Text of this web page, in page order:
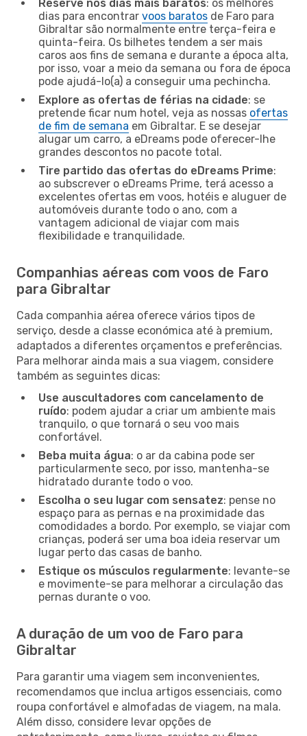
Reserve nos dias mais baratos: os melhores
dias para encontrar voos baratos de Faro para
Gibraltar são normalmente entre terça-feira e
quinta-feira. Os bilhetes tendem a ser mais
caros aos fins de semana e durante a época alta,
por isso, voar a meio da semana ou fora de época
pode ajudá-lo(a) a conseguir uma pechincha.
Explore as ofertas de férias na cidade: se
pretende ficar num hotel, veja as nossas ofertas
de fim de semana em Gibraltar. E se desejar
alugar um carro, a eDreams pode oferecer-lhe
grandes descontos no pacote total.
Tire partido das ofertas do eDreams Prime:
ao subscrever o eDreams Prime, terá acesso a
excelentes ofertas em voos, hotéis e aluguer de
automóveis durante todo o ano, com a
vantagem adicional de viajar com mais
flexibilidade e tranquilidade.
Companhias aéreas com voos de Faro
para Gibraltar
Cada companhia aérea oferece vários tipos de
serviço, desde a classe económica até à premium,
adaptados a diferentes orçamentos e preferências.
Para melhorar ainda mais a sua viagem, considere
também as seguintes dicas:
Use auscultadores com cancelamento de
ruído: podem ajudar a criar um ambiente mais
tranquilo, o que tornará o seu voo mais
confortável.
Beba muita água: o ar da cabina pode ser
particularmente seco, por isso, mantenha-se
hidratado durante todo o voo.
Escolha o seu lugar com sensatez: pense no
espaço para as pernas e na proximidade das
comodidades a bordo. Por exemplo, se viajar com
crianças, poderá ser uma boa ideia reservar um
lugar perto das casas de banho.
Estique os músculos regularmente: levante-se
e movimente-se para melhorar a circulação das
pernas durante o voo.
A duração de um voo de Faro para
Gibraltar
Para garantir uma viagem sem inconvenientes,
recomendamos que inclua artigos essenciais, como
roupa confortável e almofadas de viagem, na mala.
Além disso, considere levar opções de